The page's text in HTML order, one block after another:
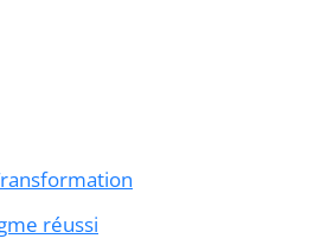
réussi